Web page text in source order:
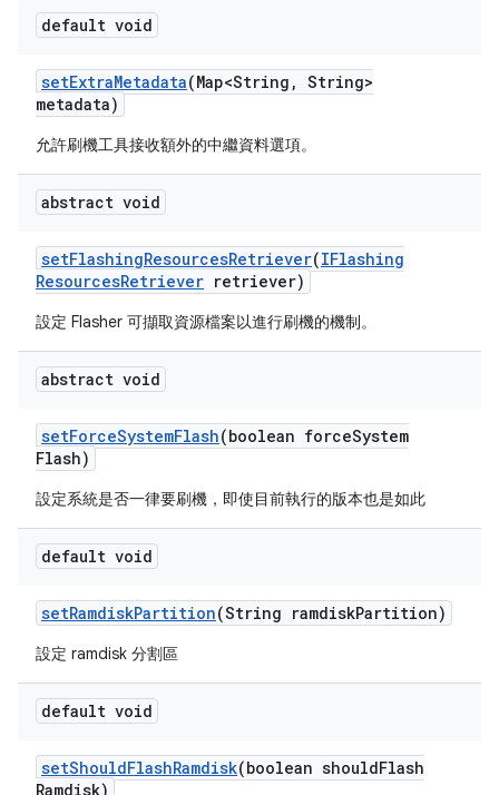
default void
setExtraMetadata(Map<String , String>
metadata)
允許刷機工具接收額外的中繼資料選項。
abstract void
setFlashingResourcesRetriever(IFlashing
ResourcesRetriever retriever)
設定 Flasher 可擷取資源檔案以進行刷機的機制。
abstract void
setForceSystemFlash(boolean forceSystem
Flash)
設定系統是否一律要刷機，即使目前執行的版本也是如此
default void
setRamdiskPartition(String ramdiskPartition)
設定 ramdisk 分割區
default void
setShouldFlashRamdisk(boolean shouldFlash
Ramdisk)